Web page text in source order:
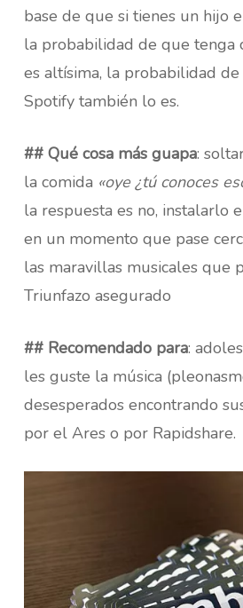
base de que si tienes un hijo
la probabilidad de que tenga
es altísima, la probabilidad de
Spotify también lo es.
## Qué cosa más guapa:
la comida «oye ¿tú conoces
la respuesta es no, instalarlo
en un momento que pase
las maravillas musicales que
Triunfazo asegurado
## Recomendado para:
les guste la música
desesperados encontrando
por el Ares o por Rapidshare.